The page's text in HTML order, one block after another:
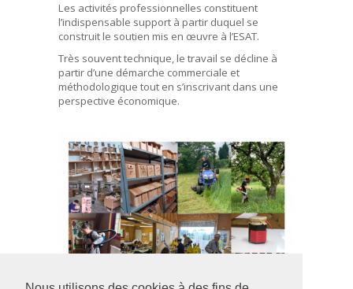
Les activités professionnelles constituent
l’indispensable support à partir duquel se
construit le soutien mis en œuvre à l’ESAT.
Très souvent technique, le travail se décline à
partir d’une démarche commerciale et
méthodologique tout en s’inscrivant dans une
perspective économique.